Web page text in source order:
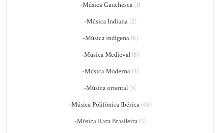
-Música Gauchesca(1)
-Música Indiana(2)
-Música indígena(8)
-Música Medieval(8)
-Música Moderna(3)
-Música oriental (5)
-Música Polifônica Ibérica(46)
-Música Rara Brasileira (3)